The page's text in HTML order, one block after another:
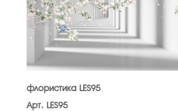
флористика LES95
Арт. LES95